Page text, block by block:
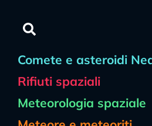
Comete e asteroidi
Rifiuti spaziali
Meteorologia spaziale